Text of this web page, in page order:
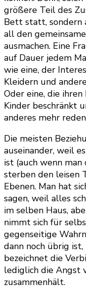
größere Teil des
Bett statt, sondern
all den
ausmachen. Eine
auf Dauer jedem
wie eine, der
Kleidern und
Oder eine, die
Kinder beschränkt
anderes mehr
Die meisten
auseinander, weil
ist (auch wenn
sterben den leisen
Ebenen. Man hat
sagen, weil alles
im selben Haus,
nimmt sich für
gegenseitige
dann noch übrig
bezeichnet die
lediglich die Angst
zusammenhält.